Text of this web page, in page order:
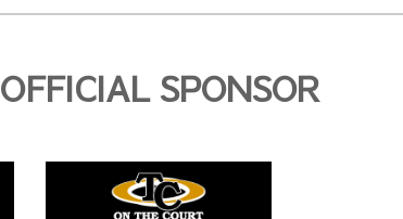
OFFICIAL SPONSOR